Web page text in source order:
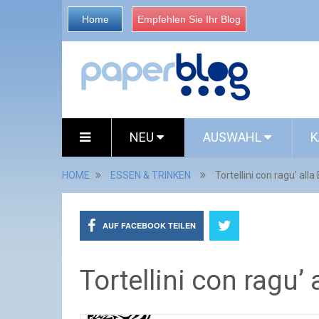
Home Empfehlen Sie Ihr Blog
NEU AUSWAHL
HOME ESSEN & TRINKEN Tortellini con ragu’ alla
AUF FACEBOOK TEILEN
Tortellini con ragu’